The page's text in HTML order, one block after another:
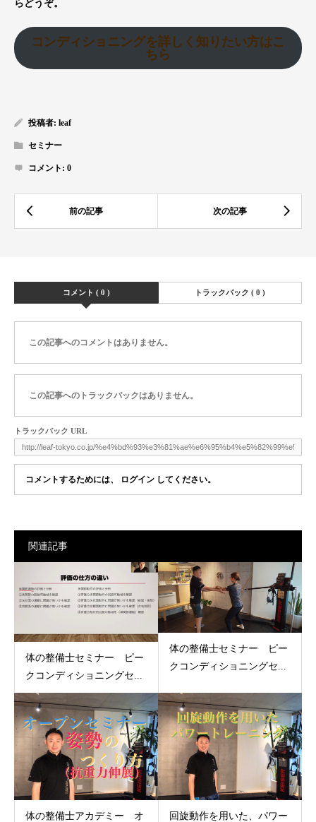
らどうぞ。
コンディショニングを詳しく知りたい方はこ
ちら
投稿者: leaf
セミナー
コメント: 0
コメント ( 0 ) トラックバック ( 0 )
この記事へのコメントはありません。
この記事へのトラックバックはありません。
トラックバック URL
コメントするためには、 ログイン してください。
関連記事
体の整備士セミナー ピー
クコンディショニングセ...
体の整備士セミナー ピー
クコンディショニングセ...
体の整備士アカデミー オ
回旋動作を用いた、パワー